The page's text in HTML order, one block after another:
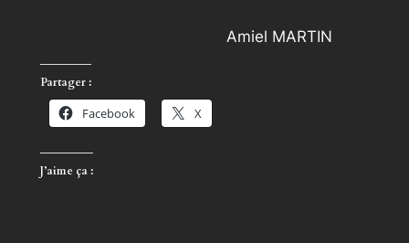
Amiel MARTIN
Partager :
Facebook X
J’aime ça :